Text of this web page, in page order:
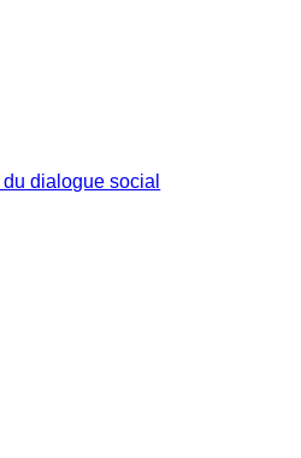
dialogue social